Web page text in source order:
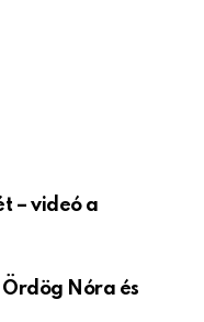
– videó a
Nóra és